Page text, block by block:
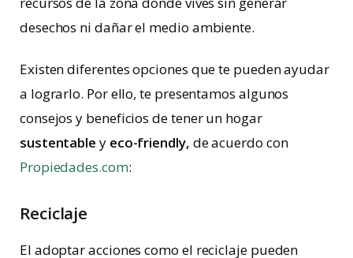
desechos ni dañar el medio ambiente.
Existen diferentes opciones que te pueden ayudar
a lograrlo. Por ello, te presentamos algunos
consejos y beneficios de tener un hogar
sustentable y eco-friendly, de acuerdo con
Propiedades.com:
Reciclaje
El adoptar acciones como el reciclaje pueden